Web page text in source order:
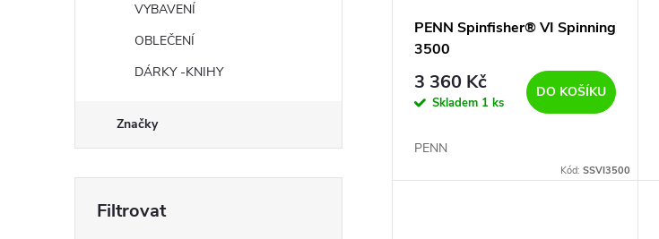
VYBAVENÍ
OBLEČENÍ
DÁRKY -KNIHY
Značky
PENN Spinfisher® VI Spinning
3500
3 360 Kč
Skladem 1 ks
DO KOŠÍKU
PENN
Kód:SSVI3500